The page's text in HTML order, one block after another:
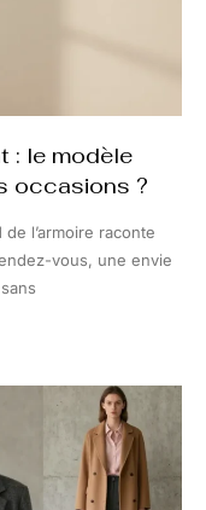
: le modèle
occasions ?
l’armoire raconte
vous, une envie